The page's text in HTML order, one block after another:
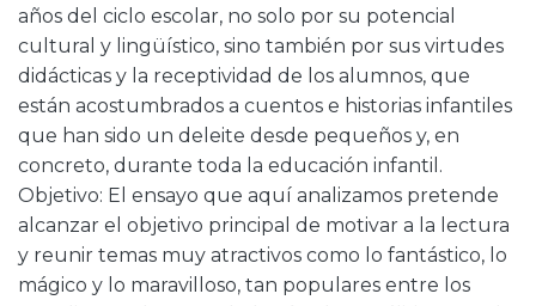
años del ciclo escolar, no solo por su potencial
cultural y lingüístico, sino también por sus virtudes
didácticas y la receptividad de los alumnos, que
están acostumbrados a cuentos e historias infantiles
que han sido un deleite desde pequeños y, en
concreto, durante toda la educación infantil.
Objetivo: El ensayo que aquí analizamos pretende
alcanzar el objetivo principal de motivar a la lectura
y reunir temas muy atractivos como lo fantástico, lo
mágico y lo maravilloso, tan populares entre los